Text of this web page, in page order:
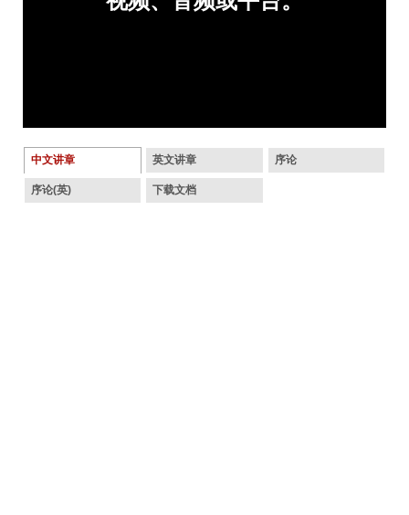
中文讲章 英文讲章 序论
序论(英) 下载文档